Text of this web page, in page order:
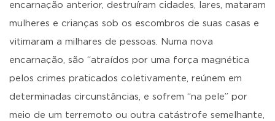
encarnação anterior, destruíram cidades, lares, mataram
mulheres e crianças sob os escombros de suas casas e
vitimaram a milhares de pessoas. Numa nova
encarnação, são “atraídos por uma força magnética
pelos crimes praticados coletivamente, reúnem em
determinadas circunstâncias, e sofrem “na pele” por
meio de um terremoto ou outra catástrofe semelhante,